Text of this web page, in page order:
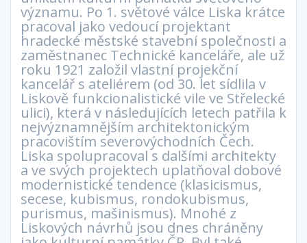
významu. Po 1. světové válce Liska krátce
pracoval jako vedoucí projektant
hradecké městské stavební společnosti a
zaměstnanec Technické kanceláře, ale už
roku 1921 založil vlastní projekční
kancelář s ateliérem (od 30. let sídlila v
Liskově funkcionalistické vile ve Střelecké
ulici), která v následujících letech patřila k
nejvýznamnějším architektonickým
pracovištím severovýchodních Čech.
Liska spolupracoval s dalšími architekty
a ve svých projektech uplatňoval dobové
modernistické tendence (klasicismus,
secese, kubismus, rondokubismus,
purismus, mašinismus). Mnohé z
Liskových návrhů jsou dnes chráněny